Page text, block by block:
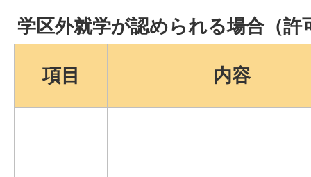
学区外就学が認められる場合（許
項目 内容